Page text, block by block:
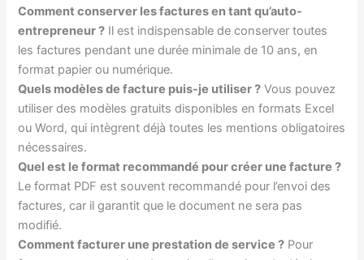
Comment conserver les factures en tant qu’auto-
entrepreneur ? Il est indispensable de conserver toutes
les factures pendant une durée minimale de 10 ans, en
format papier ou numérique.
Quels modèles de facture puis-je utiliser ? Vous pouvez
utiliser des modèles gratuits disponibles en formats Excel
ou Word, qui intègrent déjà toutes les mentions obligatoires
nécessaires.
Quel est le format recommandé pour créer une facture ?
Le format PDF est souvent recommandé pour l’envoi des
factures, car il garantit que le document ne sera pas
modifié.
Comment facturer une prestation de service ? Pour